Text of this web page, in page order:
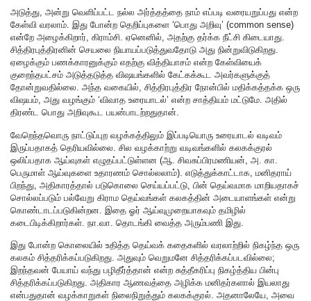
அடுத்து, அன்று வெளிப்பட்ட நல்ல அர்த்தத்தை நாம் எப்படி வரையறுப்பது என்ற
கேள்வி வரலாம். இது போன்ற தெறிப்புகளை ‘பொது அறிவு’ (common sense)
என்றே அழைக்கிறார், கிராம்சி. ஏனெனில், அதற்கு தர்க்க நீட்சி கிடையாது.
சித்திரபுத்திரனின் செயலை நியாயப்படுத்துவதோடு அது நின்றுவிடுகிறது.
ஏழைக்கும் பணக்காரனுக்கும் எதற்கு வித்தியாசம் என்ற கேள்வியைக்
குறைந்தபட்சம் அடுத்தடுத்த விஷயங்களில் கேட்கக்கூட அவர்களுக்குத்
தோன்றுவதில்லை. அந்த வகையில், சித்திரபுத்திர நோன்பில் மதிக்கத்தக்க ஒரு
விஷயம், அது வழங்கும் ‘விவாத உரையாடல்’ என்ற சாத்தியம் மட்டுமே. அதில்
திரண்ட பொது அறிவுகூட பயன்பாடற்றதுதான்.
வேறெந்தவொரு நாட்டுப்புற வழக்கத்திலும் இப்படியொரு உரையாடல் வடிவம்
இருப்பதாகத் தெரியவில்லை. சில வழக்காற்று வடிவங்களில் கலகக்குரல்
ஒலிப்பதாக ஆய்வுகள் எழுதப்பட்டுள்ளன (ஆ. சிவசுப்பிரமணியன், அ. கா.
பெருமாள் ஆய்வுகளை உதாரணம் சொல்லலாம்). எடுத்துக்காட்டாக, மனிதராய்
பிறந்து, அதிகாரத்தால் படுகொலை செய்யப்பட்டு, பின் தெய்வமாக மாறியதாகச்
சொல்லப்படும் பல்வேறு கிராம தெய்வங்கள் கலகத்தின் அடையாளங்கள் என்று
கொண்டாடப்படுகின்றன. இதை ஓர் ஆய்வுமுறையாகவும் தமிழில்
கடைபிடிக்கிறார்கள். நா.வா. தொடங்கி வைத்த அரும்பணி இது.
இது போன்ற கொலையில் உதித்த தெய்வக் கதைகளில் வரலாற்றில் நிகழ்ந்த ஒரு
கலகம் சித்தரிக்கப்படுகிறது. அதுவும் வெறுமனே சித்தரிக்கப்படவில்லை;
இறந்தவன் பேயாய் வந்து பழிதீர்த்தான் என்ற சுத்தீகரிப்பு நிகழ்த்திய பின்பு
சித்தரிக்கப்படுகிறது. அதிகார ஆணவத்தை அழிக்க மனிதர்களால் இயலாது
என்பதுதான் வழக்காறுகள் நிலைநிறுத்தும் கலகக்குரல். அதனாலேயே, அவை